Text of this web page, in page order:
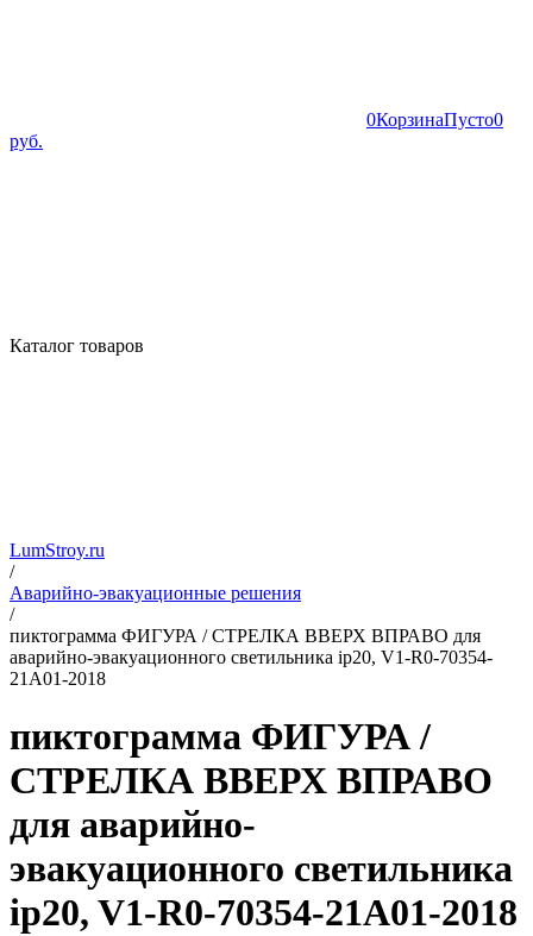
0КорзинаПусто0
руб.
Каталог товаров
LumStroy.ru
/
Аварийно-эвакуационные решения
/
пиктограмма ФИГУРА / СТРЕЛКА ВВЕРХ ВПРАВО для
аварийно-эвакуационного светильника ip20, V1-R0-70354-
21A01-2018
пиктограмма ФИГУРА /
СТРЕЛКА ВВЕРХ ВПРАВО
для аварийно-
эвакуационного светильника
ip20, V1-R0-70354-21A01-2018